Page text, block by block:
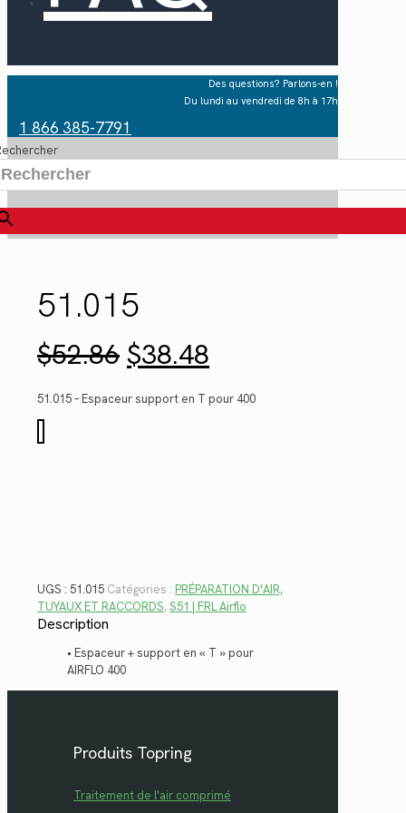
Des questions? Parlons-en !
Du lundi au vendredi de 8h à 17h
1 866 385-7791
51.015
$52.86 Le
prix
initial
était :
$38.48prix
actuel
est :
51.015 – Espaceur support en T pour 400
de
UGS : 51.015 Catégories : PRÉPARATION D'AIR,
TUYAUX ET RACCORDS,S51 | FRL Airflo
Description
• Espaceur + support en « T » pour
AIRFLO 400
Produits Topring
Traitement de l'air comprimé